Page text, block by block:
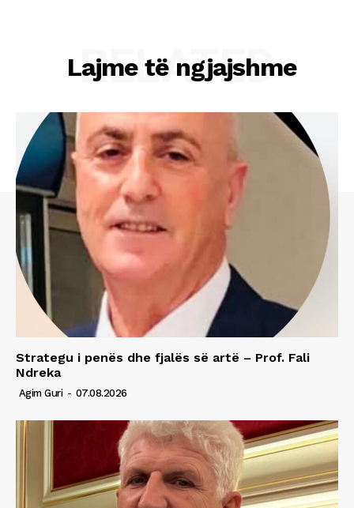
Lajme të ngjajshme
RELATED
Strategu i penës dhe fjalës së artë – Prof. Fali
Ndreka
Agim Guri - 07.08.2026